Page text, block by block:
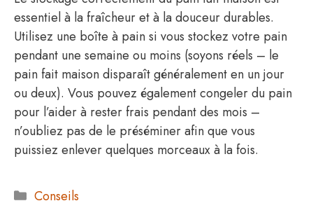
essentiel à la fraîcheur et à la douceur durables.
Utilisez une boîte à pain si vous stockez votre pain
pendant une semaine ou moins (soyons réels – le
pain fait maison disparaît généralement en un jour
ou deux). Vous pouvez également congeler du pain
pour l’aider à rester frais pendant des mois –
n’oubliez pas de le préséminer afin que vous
puissiez enlever quelques morceaux à la fois.
Catégories
Conseils